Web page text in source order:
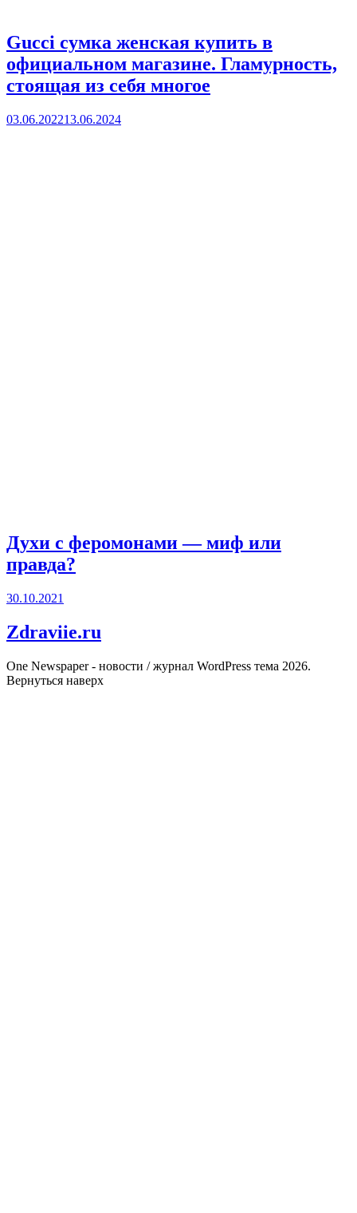
Gucci сумка женская купить в
официальном магазине. Гламурность,
стоящая из себя многое
03.06.202213.06.2024
Духи с феромонами — миф или
правда?
30.10.2021
Zdraviie.ru
One Newspaper - новости / журнал WordPress тема 2026.
Вернуться наверх